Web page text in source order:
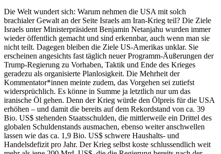
Die Welt wundert sich: Warum nehmen die USA mit solch
brachialer Gewalt an der Seite Israels am Iran-Krieg teil? Die Ziele
Israels unter Ministerpräsident Benjamin Netanjahu wurden immer
wieder öffentlich gemacht und sind erkennbar, auch wenn man sie
nicht teilt. Dagegen bleiben die Ziele US-Amerikas unklar. Sie
erscheinen angesichts fast täglich neuer Programm-­Äußerungen der
Trump-Regierung zu Vorhaben, Taktik und Ende des Krieges
geradezu als organisierte Planlosigkeit. Die Mehrheit der
Kommentator*innen meinte zudem, das Vorgehen sei zutiefst
widersprüchlich. Es könne in Summe ja letztlich nur um das
iranische Öl gehen. Denn der Krieg würde den Ölpreis für die USA
erhöhen – und damit die bereits auf dem Rekordstand von ca. 39
Bio. US$ stehenden Staatsschulden, die mittlerweile ein Drittel des
globalen Schuldenstands ausmachen, ebenso weiter anschwellen
lassen wie das ca. 1,9 Bio. US$ schwere Haushalts- und
Handelsdefizit pro Jahr. Der Krieg selbst koste schlussendlich weit